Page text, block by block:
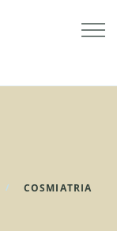
COSMIATRIA